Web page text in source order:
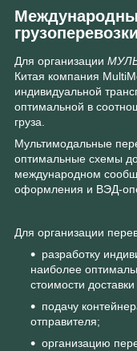
грузоперевозки
Для организации
Китая компания
индивидуальной
оптимальной в
груза.
Мультимодальные
оптимальные схемы
международном
оформления и ВЭД-
Для организации
разработку
наиболее
стоимости доставки
подачу
отправителя;
организацию